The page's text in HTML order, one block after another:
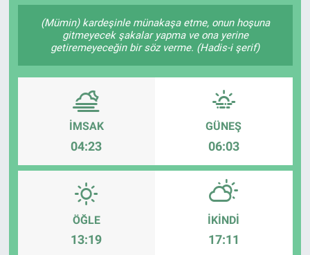
(Mümin) kardeşinle münakaşa etme, onun hoşuna
gitmeyecek şakalar yapma ve ona yerine
getiremeyeceğin bir söz verme. (Hadis-i şerif)
İMSAK
04:23
GÜNEŞ
06:03
ÖĞLE
13:19
İKINDI
17:11